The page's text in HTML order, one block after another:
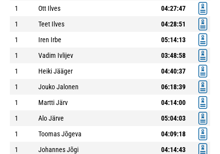
1
Ott Ilves
04:27:47
1
Teet Ilves
04:28:51
1
Iren Irbe
05:14:13
1
Vadim Ivlijev
03:48:58
1
Heiki Jääger
04:40:37
1
Jouko Jalonen
06:18:39
1
Martti Järv
04:14:00
1
Alo Järve
05:04:03
1
Toomas Jõgeva
04:09:18
1
Johannes Jõgi
04:14:43